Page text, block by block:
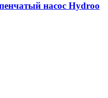
насос Hydroo